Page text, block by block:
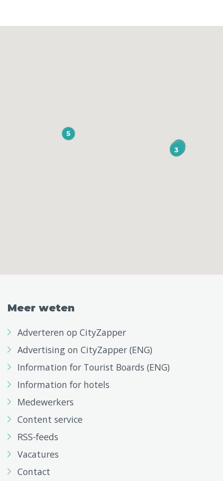
Meer weten
Adverteren op CityZapper
Advertising on CityZapper (ENG)
Information for Tourist Boards (ENG)
Information for hotels
Medewerkers
Content service
RSS-feeds
Vacatures
Contact